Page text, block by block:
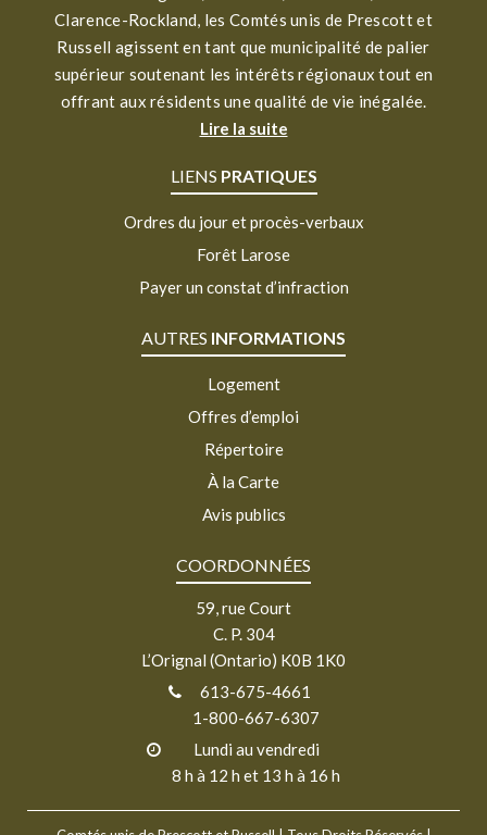
Clarence-Rockland, les Comtés unis de Prescott et
Russell agissent en tant que municipalité de palier
supérieur soutenant les intérêts régionaux tout en
offrant aux résidents une qualité de vie inégalée.
Lire la suite
LIENS PRATIQUES
Ordres du jour et procès-verbaux
Forêt Larose
Payer un constat d’infraction
AUTRES INFORMATIONS
Logement
Offres d’emploi
Répertoire
À la Carte
Avis publics
COORDONNÉES
59, rue Court
C. P. 304
L’Orignal (Ontario) K0B 1K0
613-675-4661
1-800-667-6307
Lundi au vendredi
8 h à 12 h et 13 h à 16 h